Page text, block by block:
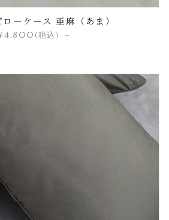
ーケース 亜麻（あま）
(税込) ～